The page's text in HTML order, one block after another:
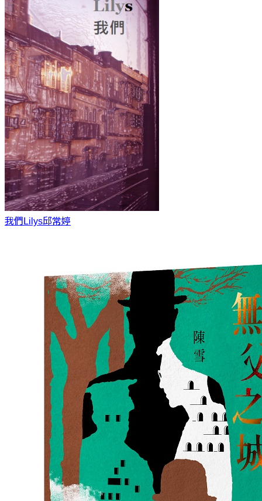
我們Lilys邱常婷